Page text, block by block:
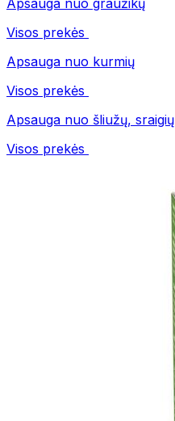
Apsauga nuo graužikų
Visos prekės
Apsauga nuo kurmių
Visos prekės
Apsauga nuo šliužų, sraigių
Visos prekės